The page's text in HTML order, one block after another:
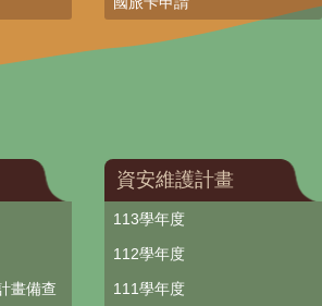
畫備查
資安維護計畫
113學年度
112學年度
111學年度